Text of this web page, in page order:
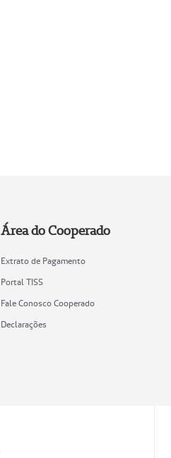
Área do Cooperado
Extrato de Pagamento
Portal TISS
Fale Conosco Cooperado
Declarações